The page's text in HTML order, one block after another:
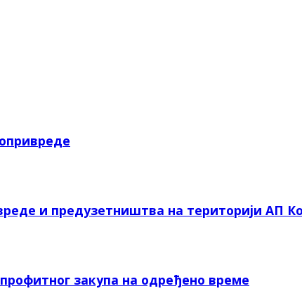
и предузетништва на територији АП
закупа на одређено време